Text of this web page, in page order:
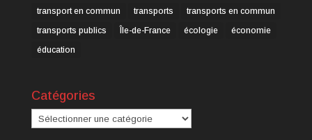
transport en commun
transports
transports en commun
transports publics
Île-de-France écologie
économie
éducation
Catégories
Catégories